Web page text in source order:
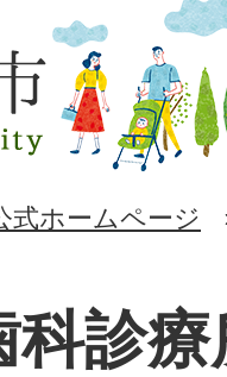
式ホームページ
科診療